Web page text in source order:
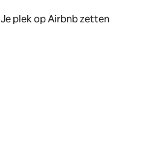
Je plek op Airbnb zetten